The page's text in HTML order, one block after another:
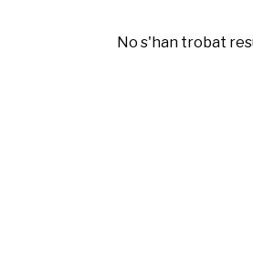
No s'han trobat